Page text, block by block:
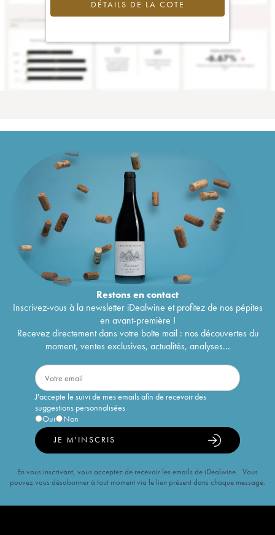
DÉTAILS DE LA COTE
Restons encontact
Inscrivez-vous à la newsletter iDealwine et profitez de nos pépites
en avant-première !
Recevez directement dans votre boîte mail : nos découvertes du
moment, ventes exclusives, actualités, analyses...
J'accepte le suivi de mes emails afin de recevoir des
suggestions personnalisées
Oui
Non
JE M'INSCRIS
En vous inscrivant, vous acceptez de recevoir les emails de iDealwine. Vous
pouvez vous désabonner à tout moment via le lien présent dans chaque message.